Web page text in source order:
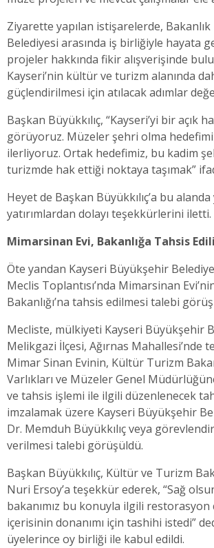
Ziyarette yapılan istişarelerde,
Belediyesi arasında iş birliğiyle hayata
projeler hakkında fikir alışverişinde
Kayseri’nin kültür ve turizm alanında
güçlendirilmesi için atılacak adımlar
Başkan Büyükkılıç, “Kayseri’yi bir açık
görüyoruz. Müzeler şehri olma
ilerliyoruz. Ortak hedefimiz, bu kadim
turizmde hak ettiği noktaya taşımak”
Heyet de Başkan Büyükkılıç’a bu alanda
yatırımlardan dolayı teşekkürlerini iletti.
Mimarsinan Evi, Bakanlığa Tahsis
Öte yandan Kayseri Büyükşehir
Meclis Toplantısı’nda Mimarsinan
Bakanlığı’na tahsis edilmesi talebi
Mecliste, mülkiyeti Kayseri Büyükşehir
Melikgazi İlçesi, Ağırnas Mahallesi’nde
Mimar Sinan Evinin, Kültür Turizm
Varlıkları ve Müzeler Genel
ve tahsis işlemi ile ilgili düzenlenecek
imzalamak üzere Kayseri Büyükşehir
Dr. Memduh Büyükkılıç veya
verilmesi talebi görüşüldü.
Başkan Büyükkılıç, Kültür ve Turizm
Nuri Ersoy’a teşekkür ederek, “Sağ
bakanımız bu konuyla ilgili restorasyon
içerisinin donanımı için tashihi istedi”
üyelerince oy birliği ile kabul edildi.